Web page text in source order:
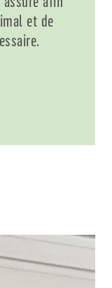
et de